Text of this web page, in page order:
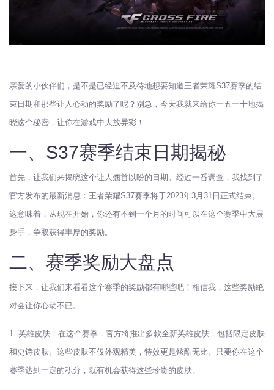
亲爱的小伙伴们，是不是已经迫不及待地想要知道王者荣耀S37赛季的结
束日期和那些让人心动的奖励了呢？别急，今天我就来给你一五一十地揭
晓这个秘密，让你在游戏中大放异彩！
一、S37赛季结束日期揭秘
首先，让我们来揭晓这个让人翘首以盼的日期。经过一番调查，我找到了
官方发布的最新消息：王者荣耀S37赛季将于2023年3月31日正式结束。
这意味着，从现在开始，你还有不到一个月的时间可以在这个赛季中大展
身手，争取获得丰厚的奖励。
二、赛季奖励大盘点
接下来，让我们来看看这个赛季的奖励都有哪些吧！相信我，这些奖励绝
对会让你心动不已。
1. 英雄皮肤：在这个赛季，官方将推出多款全新英雄皮肤，包括限定皮肤
和史诗皮肤。这些皮肤不仅外观精美，特效更是炫酷无比。只要你在这个
赛季达到一定的积分，就有机会获得这些珍贵的皮肤。